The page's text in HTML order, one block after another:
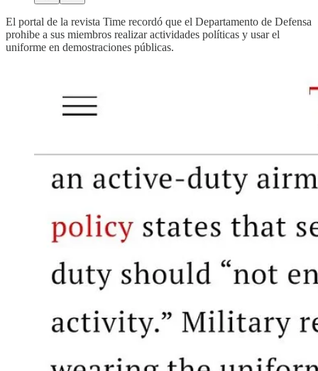
El portal de la revista Time recordó que el Departamento de Defensa
prohibe a sus miembros realizar actividades políticas y usar el
uniforme en demostraciones públicas.